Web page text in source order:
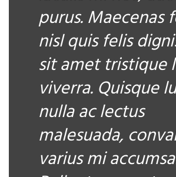
purus. Maecenas
nisl quis felis
sit amet tristique
viverra. Quisque
nulla ac lectus
malesuada,
varius mi